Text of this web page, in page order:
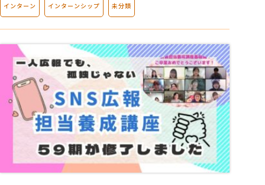
インターン インターンシップ 未分類